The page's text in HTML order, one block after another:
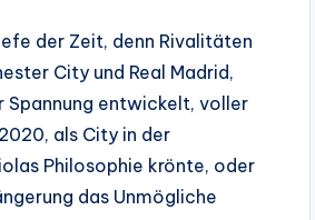
der Zeit, denn Rivalitäten
City und Real Madrid,
Spannung entwickelt, voller
als City in der
Philosophie krönte, oder
das Unmögliche